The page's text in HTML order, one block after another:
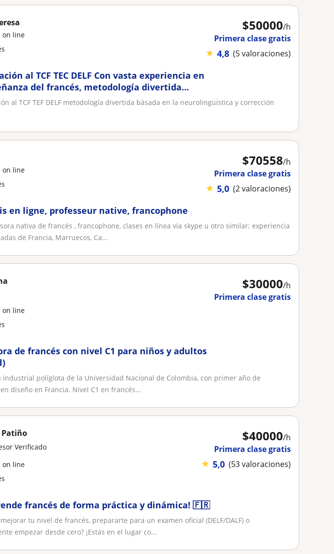
$50000/h
Primera clase gratis
★ 4,8 (5 valoraciones)
on line
al TCF TEC DELF Con vasta experiencia en
del francés, metodología divertida
en la neurolingüística y corrección fonética
al TCF TEF DELF metodología divertida básada en la neurolingüística y corrección
$70558/h
Primera clase gratis
★ 5,0 (2 valoraciones)
on line
en ligne, professeur native, francophone
nativa de francés , francophone, clases en línea vía skype u otro similar; experiencia
de Francia, Marruecos, Ca...
$30000/h
Primera clase gratis
on line
de francés con nivel C1 para niños y adultos
industrial políglota de la Universidad Nacional de Colombia, con primer año de
diseño en Francia. Nivel C1 en francés...
$40000/h
Primera clase gratis
★ 5,0 (53 valoraciones)
Verificado
on line
francés de forma práctica y dinámica! 🇫🇷
tu nivel de francés, prepararte para un examen oficial (DELF/DALF) o
empezar desde cero? ¡Estás en el lugar co...